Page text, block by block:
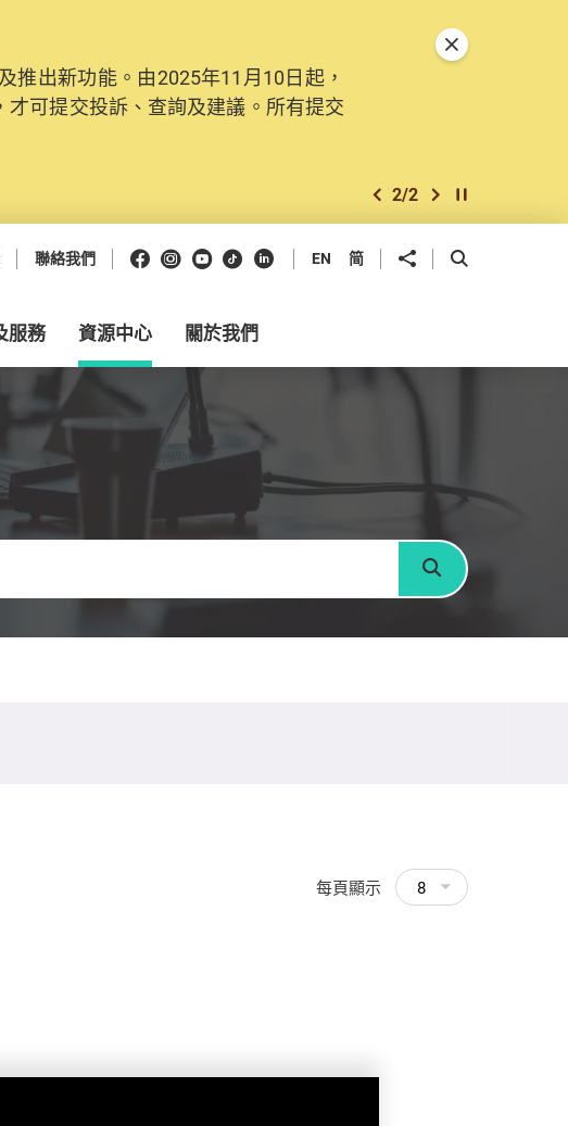
出新功能。由2025年11月10日起，
可提交投訴、查詢及建議。所有提交
上一個
2/2 下一個開始/暫停幻燈
關閉特別通告
聯絡我們 Facebook
Instagram
Youtube
抖音領英 EN 简 分享到 開啟搜尋框
服務 資源中心 關於我們
搜尋
每頁顯示 8